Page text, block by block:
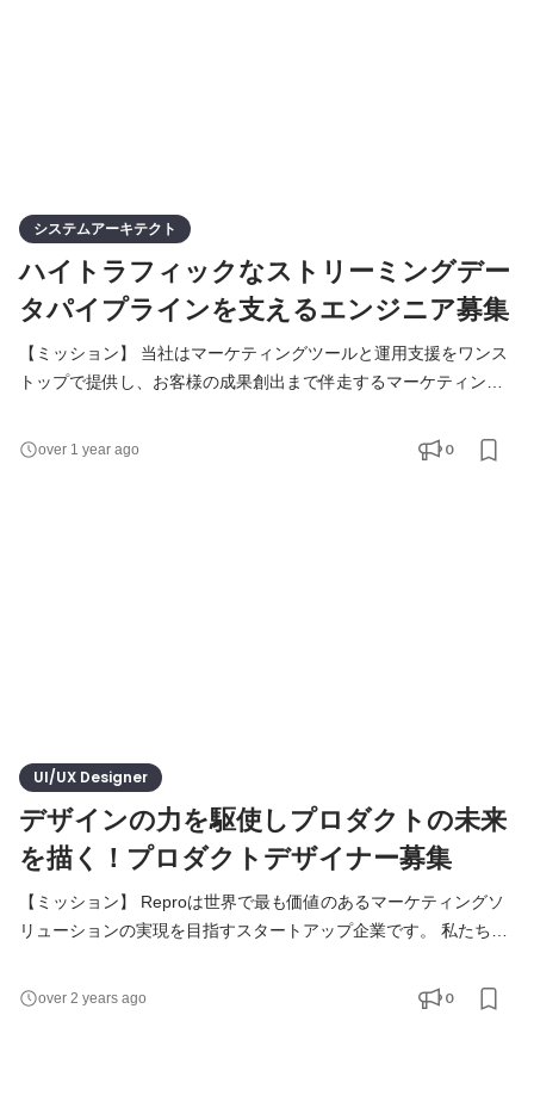
システムアーキテクト
ハイトラフィックなストリーミングデー
タパイプラインを支えるエンジニア募集
【ミッション】 当社はマーケティングツールと運用支援をワンス
トップで提供し、お客様の成果創出まで伴走するマーケティング
ルの提供をはじめ、複数の自社サービスを展開しています。 当社
基幹サービスである「Repro」ではマーケターが顧客一人ひとり
over 1 year ago 0
UI/UX Designer
デザインの力を駆使しプロダクトの未来
を描く！プロダクトデザイナー募集
【ミッション】 Reproは世界で最も価値のあるマーケティングソ
リューションの実現を目指すスタートアップ企業です。 私たちが
ル領域のマーケターと顧客の付加価値の高いコミュニケーション
over 2 years ago 0